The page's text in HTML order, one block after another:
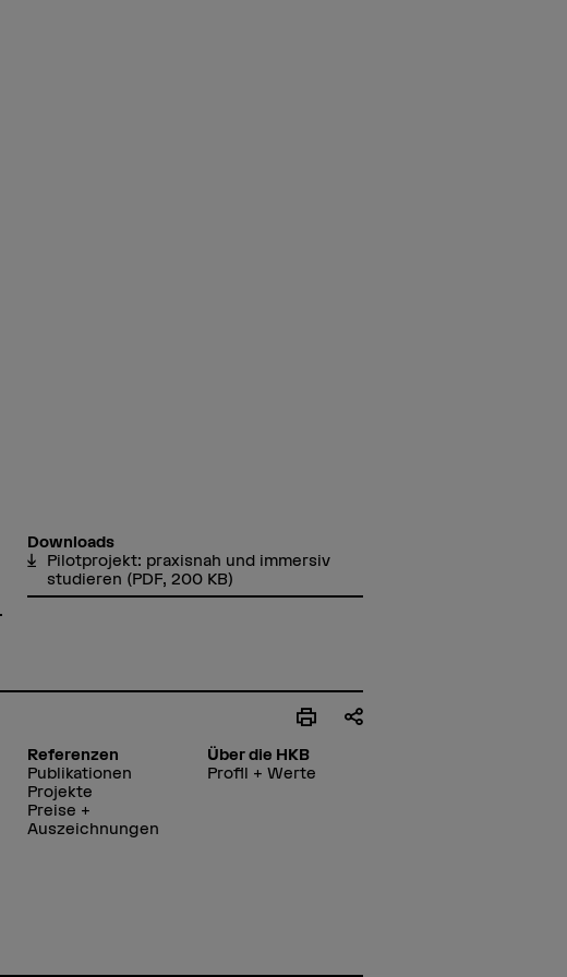
Downloads
Pilotprojekt: praxisnah und immersiv
studieren (PDF, 200 KB)
Referenzen
Publikationen
Projekte
Preise +
Auszeichnungen
Über die HKB
Profil + Werte